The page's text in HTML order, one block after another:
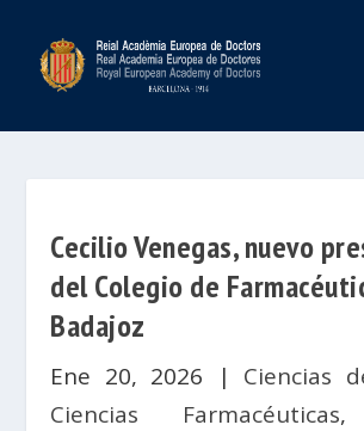
Cecilio Venegas, nuevo
del Colegio de
Badajoz
Ene 20, 2026 | Ciencias
Ciencias Farmacéuticas